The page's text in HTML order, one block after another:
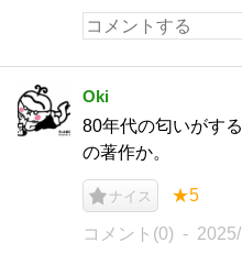
Oki
80年代の匂いがす
の著作か。
ナイス ★5
コメント(0)